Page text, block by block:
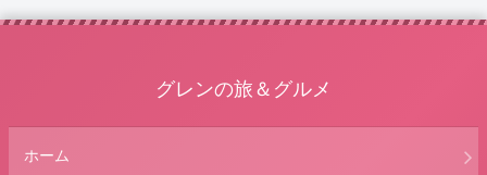
グレンの旅＆グルメ
ホーム